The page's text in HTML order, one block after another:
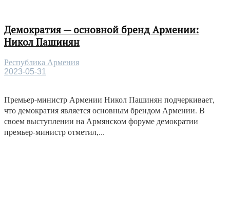
Демократия — основной бренд Армении:
Никол Пашинян
Республика Армения
2023-05-31
Премьер-министр Армении Никол Пашинян подчеркивает,
что демократия является основным брендом Армении. В
своем выступлении на Армянском форуме демократии
премьер-министр отметил,...